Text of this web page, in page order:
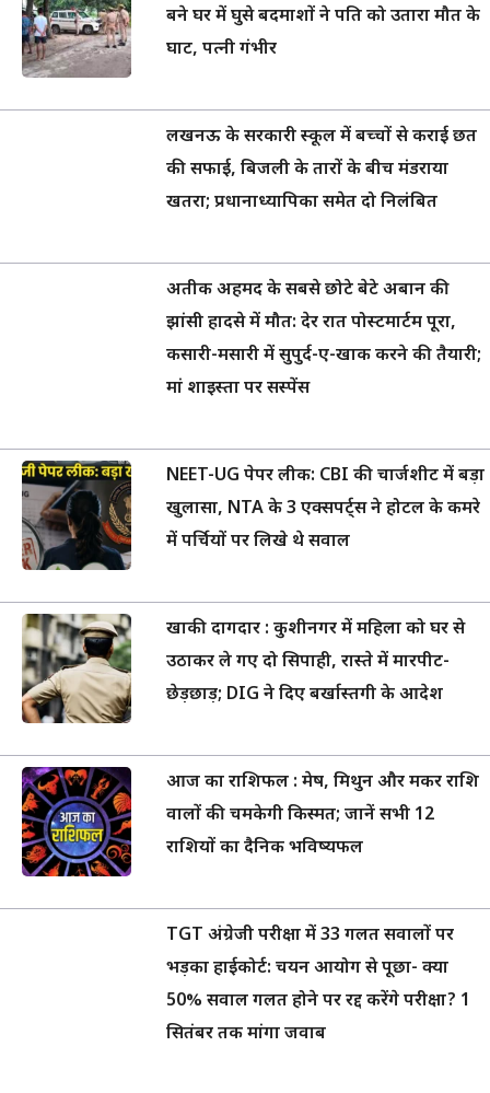
बने घर में घुसे बदमाशों ने पति को उतारा मौत के
घाट, पत्नी गंभीर
लखनऊ के सरकारी स्कूल में बच्चों से कराई छत
की सफाई, बिजली के तारों के बीच मंडराया
खतरा; प्रधानाध्यापिका समेत दो निलंबित
अतीक अहमद के सबसे छोटे बेटे अबान की
झांसी हादसे में मौत: देर रात पोस्टमार्टम पूरा,
कसारी-मसारी में सुपुर्द-ए-खाक करने की तैयारी;
मां शाइस्ता पर सस्पेंस
NEET-UG पेपर लीक: CBI की चार्जशीट में बड़ा
खुलासा, NTA के 3 एक्सपर्ट्स ने होटल के कमरे
में पर्चियों पर लिखे थे सवाल
खाकी दागदार : कुशीनगर में महिला को घर से
उठाकर ले गए दो सिपाही, रास्ते में मारपीट-
छेड़छाड़; DIG ने दिए बर्खास्तगी के आदेश
आज का राशिफल : मेष, मिथुन और मकर राशि
वालों की चमकेगी किस्मत; जानें सभी 12
राशियों का दैनिक भविष्यफल
TGT अंग्रेजी परीक्षा में 33 गलत सवालों पर
भड़का हाईकोर्ट: चयन आयोग से पूछा- क्या
50% सवाल गलत होने पर रद्द करेंगे परीक्षा? 1
सितंबर तक मांगा जवाब